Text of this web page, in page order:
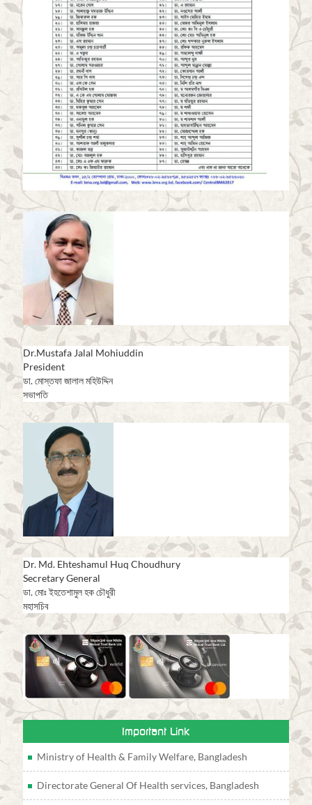
Dr.Mustafa Jalal Mohiuddin
President
ডা. মোস্তফা জালাল মহিউদ্দিন
সভাপতি
Dr. Md. Ehteshamul Huq Choudhury
Secretary General
ডা. মোঃ ইহতেশামুল হক চৌধুরী
মহাসচিব
Important Link
Ministry of Health & Family Welfare, Bangladesh
Directorate General Of Health services, Bangladesh